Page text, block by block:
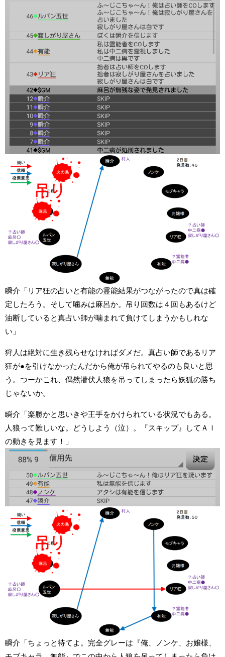
瞬介「リア狂の占いと有能の霊能結果がつながったので真は確
定したろう。そして噛みは麻呂か。吊り回数は４回もあるけど
油断していると真占い師が噛まれて負けてしまうかもしれな
い」
狩人は絶対に生き残らせなければダメだ。真占い師であるリア
狂が●を引けなかったんだから俺が吊られてやるのも良いと思
う。つーかこれ、偶然潜伏人狼を吊ってしまったら妖狐の勝ち
じゃないか。
瞬介「楽勝かと思いきや王手をかけられている状況でもある。
人狼って難しいな。どうしよう（泣）。『スキップ』してＡＩ
の動きを見ます！」
瞬介「ちょっと待てよ。完全グレーは『俺、ノンケ、お嬢様、